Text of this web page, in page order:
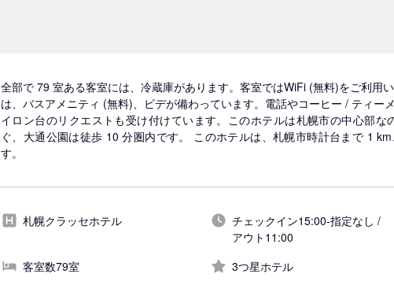
全部で 79 室ある客室には、冷蔵庫があります。客室ではWiFi (無料)をご利用
は、バスアメニティ (無料)、ビデが備わっています。電話やコーヒー / ティー
イロン台のリクエストも受け付けています。このホテルは札幌市の中心部
ぐ、大通公園は徒歩 10 分圏内です。 このホテルは、札幌市時計台まで 1
す。
札幌クラッセホテル
チェックイン15:00-指定なし /
アウト11:00
客室数79室
3つ星ホテル